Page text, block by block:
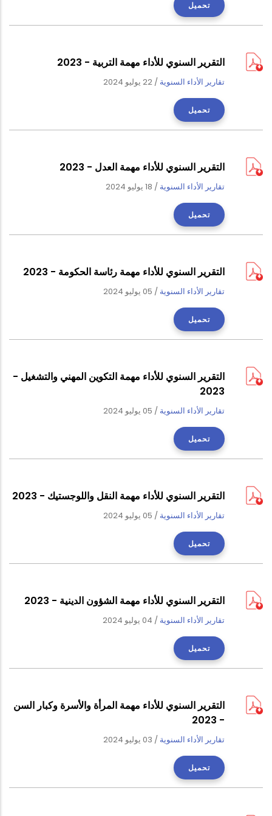
تحميل
التقرير السنوي للأداء مهمة التربية - 2023
تقارير الأداء السنوية / 22 يوليو 2024
تحميل
التقرير السنوي للأداء مهمة العدل - 2023
تقارير الأداء السنوية / 18 يوليو 2024
تحميل
التقرير السنوي للأداء مهمة رئاسة الحكومة - 2023
تقارير الأداء السنوية / 05 يوليو 2024
تحميل
التقرير السنوي للأداء مهمة التكوين المهني والتشغيل -
2023
تقارير الأداء السنوية / 05 يوليو 2024
تحميل
التقرير السنوي للأداء مهمة النقل واللوجستيك - 2023
تقارير الأداء السنوية / 05 يوليو 2024
تحميل
التقرير السنوي للأداء مهمة الشؤون الدينية - 2023
تقارير الأداء السنوية / 04 يوليو 2024
تحميل
التقرير السنوي للأداء مهمة المرأة والأسرة وكبار السن
- 2023
تقارير الأداء السنوية / 03 يوليو 2024
تحميل